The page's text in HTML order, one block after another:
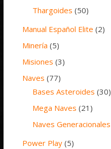
Thargoides (50)
Manual Español Elite (2)
Minería (5)
Misiones (3)
Naves (77)
Bases Asteroides (30)
Mega Naves (21)
Naves Generacionales
Power Play (5)